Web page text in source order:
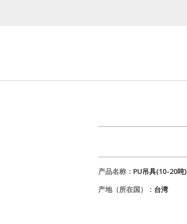
产品名称： PU吊具(10-20吨)
产地（所在国）： 台湾